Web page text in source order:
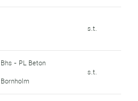
s.t.
Bhs - PL Beton
Bornholm
s.t.